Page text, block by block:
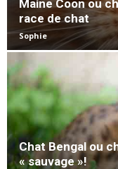
Maine Coon ou
race de chat
Sophie
Chat Bengal ou
« sauvage »!